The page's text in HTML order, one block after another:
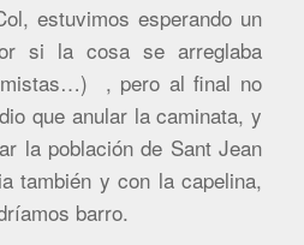
estuvimos esperando un
si la cosa se arreglaba
, pero al final no
que anular la caminata, y
la población de Sant Jean
también y con la capelina,
barro.